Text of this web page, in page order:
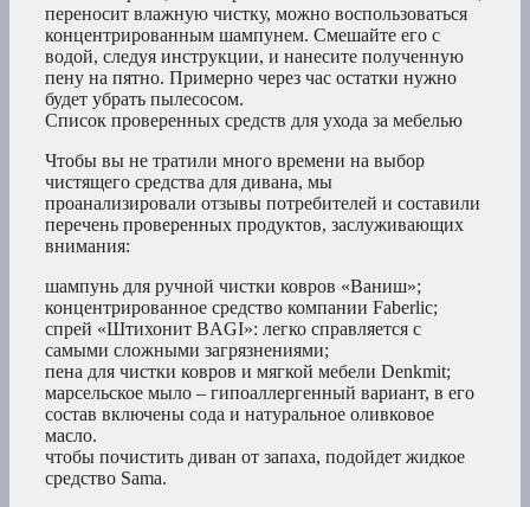
переносит влажную чистку, можно воспользоваться
концентрированным шампунем. Смешайте его с
водой, следуя инструкции, и нанесите полученную
пену на пятно. Примерно через час остатки нужно
будет убрать пылесосом.
Список проверенных средств для ухода за мебелью
Чтобы вы не тратили много времени на выбор
чистящего средства для дивана, мы
проанализировали отзывы потребителей и составили
перечень проверенных продуктов, заслуживающих
внимания:
шампунь для ручной чистки ковров «Ваниш»;
концентрированное средство компании Faberlic;
спрей «Штихонит BAGI»: легко справляется с
самыми сложными загрязнениями;
пена для чистки ковров и мягкой мебели Denkmit;
марсельское мыло – гипоаллергенный вариант, в его
состав включены сода и натуральное оливковое
масло.
чтобы почистить диван от запаха, подойдет жидкое
средство Sama.